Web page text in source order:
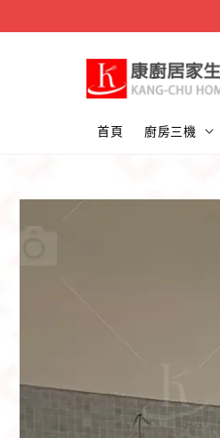
首頁 廚房三機